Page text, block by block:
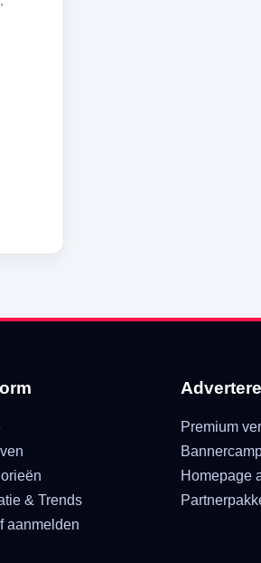
& Trends
aanmelden
Premium
Homepage